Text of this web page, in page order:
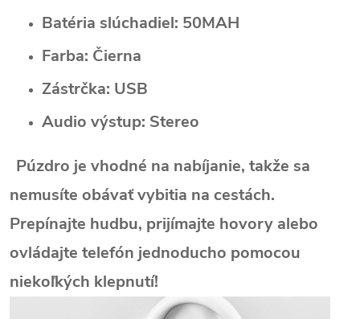
Batéria slúchadiel: 50MAH
Farba: Čierna
Zástrčka: USB
Audio výstup: Stereo
Púzdro je vhodné na nabíjanie, takže sa
nemusíte obávať vybitia na cestách.
Prepínajte hudbu, prijímajte hovory alebo
ovládajte telefón jednoducho pomocou
niekoľkých klepnutí!